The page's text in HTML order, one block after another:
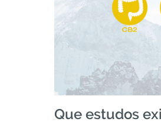
Que estudos